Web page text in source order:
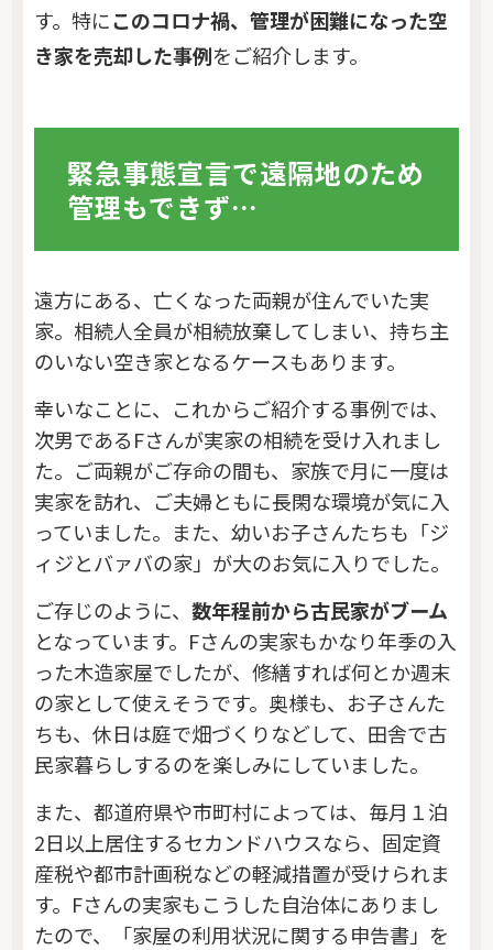
す。特にこのコロナ禍、管理が困難になった空
き家を売却した事例をご紹介します。
緊急事態宣言で遠隔地のため
管理もできず…
遠方にある、亡くなった両親が住んでいた実
家。相続人全員が相続放棄してしまい、持ち主
のいない空き家となるケースもあります。
幸いなことに、これからご紹介する事例では、
次男であるFさんが実家の相続を受け入れまし
た。ご両親がご存命の間も、家族で月に一度は
実家を訪れ、ご夫婦ともに長閑な環境が気に入
っていました。また、幼いお子さんたちも「ジ
ィジとバァバの家」が大のお気に入りでした。
ご存じのように、数年程前から古民家がブーム
となっています。Fさんの実家もかなり年季の入
った木造家屋でしたが、修繕すれば何とか週末
の家として使えそうです。奥様も、お子さんた
ちも、休日は庭で畑づくりなどして、田舎で古
民家暮らしするのを楽しみにしていました。
また、都道府県や市町村によっては、毎月１泊
2日以上居住するセカンドハウスなら、固定資
産税や都市計画税などの軽減措置が受けられま
す。Fさんの実家もこうした自治体にありまし
たので、「家屋の利用状況に関する申告書」を